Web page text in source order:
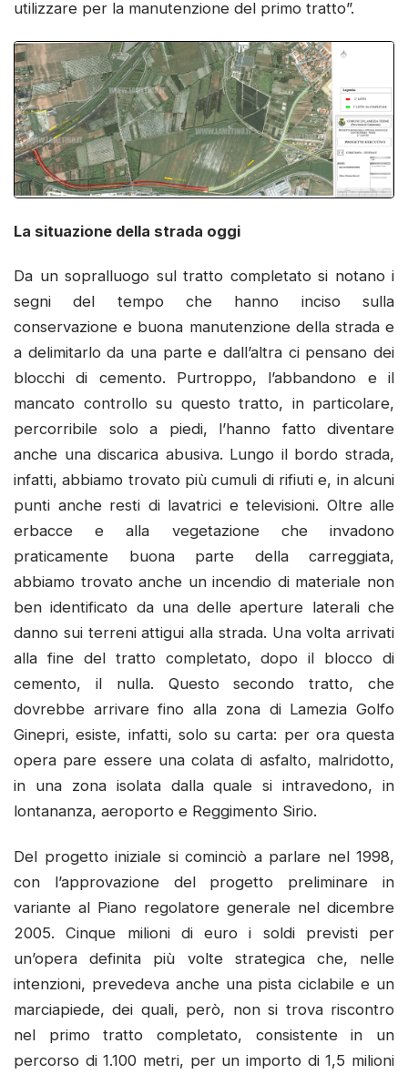
utilizzare per la manutenzione del primo tratto”.
La situazione della strada oggi
Da un sopralluogo sul tratto completato si notano i
segni del tempo che hanno inciso sulla
conservazione e buona manutenzione della strada e
a delimitarlo da una parte e dall’altra ci pensano dei
blocchi di cemento. Purtroppo, l’abbandono e il
mancato controllo su questo tratto, in particolare,
percorribile solo a piedi, l’hanno fatto diventare
anche una discarica abusiva. Lungo il bordo strada,
infatti, abbiamo trovato più cumuli di rifiuti e, in alcuni
punti anche resti di lavatrici e televisioni. Oltre alle
erbacce e alla vegetazione che invadono
praticamente buona parte della carreggiata,
abbiamo trovato anche un incendio di materiale non
ben identificato da una delle aperture laterali che
danno sui terreni attigui alla strada. Una volta arrivati
alla fine del tratto completato, dopo il blocco di
cemento, il nulla. Questo secondo tratto, che
dovrebbe arrivare fino alla zona di Lamezia Golfo
Ginepri, esiste, infatti, solo su carta: per ora questa
opera pare essere una colata di asfalto, malridotto,
in una zona isolata dalla quale si intravedono, in
lontananza, aeroporto e Reggimento Sirio.
Del progetto iniziale si cominciò a parlare nel 1998,
con l’approvazione del progetto preliminare in
variante al Piano regolatore generale nel dicembre
2005. Cinque milioni di euro i soldi previsti per
un’opera definita più volte strategica che, nelle
intenzioni, prevedeva anche una pista ciclabile e un
marciapiede, dei quali, però, non si trova riscontro
nel primo tratto completato, consistente in un
percorso di 1.100 metri, per un importo di 1,5 milioni